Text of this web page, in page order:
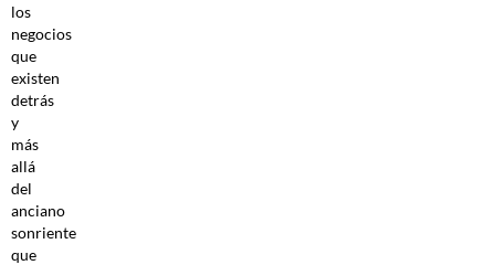
los
negocios
que
existen
detrás
y
más
allá
del
anciano
sonriente
que